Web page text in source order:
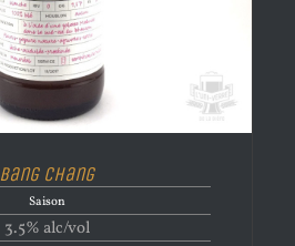
Bang Chang
Saison
3.5% alc/vol